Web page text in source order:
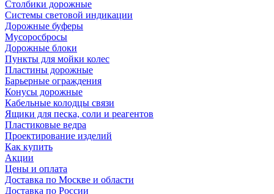
Столбики дорожные
Системы световой индикации
Дорожные буферы
Мусоросбросы
Дорожные блоки
Пункты для мойки колес
Пластины дорожные
Барьерные ограждения
Конусы дорожные
Кабельные колодцы связи
Ящики для песка, соли и реагентов
Пластиковые ведра
Проектирование изделий
Как купить
Акции
Цены и оплата
Доставка по Москве и области
Доставка по России